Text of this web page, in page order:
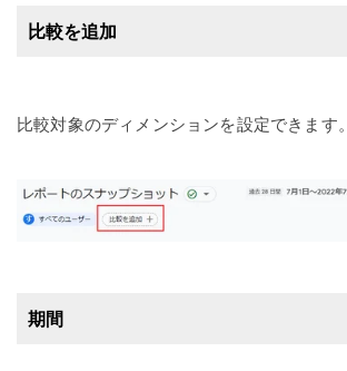
比較を追加
比較対象のディメンションを設定できます。
期間